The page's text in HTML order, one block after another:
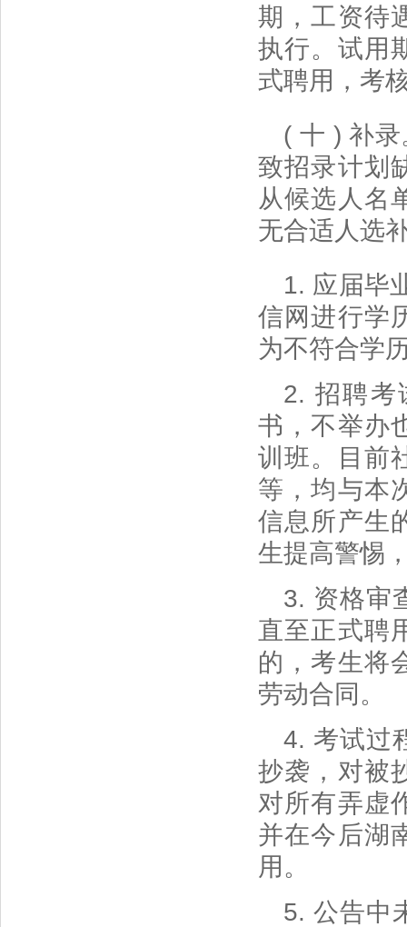
期，工资待
执行。试用
式聘用，考
( 十 ) 补
致招录计划
从候选人名
无合适人选
1. 应届毕
信网进行学
为不符合学
2. 招聘考
书，不举办
训班。目前
等，均与本
信息所产生
生提高警惕
3. 资格审
直至正式聘
的，考生将
劳动合同。
4. 考试过
抄袭，对被
对所有弄虚
并在今后湖
用。
5. 公告中